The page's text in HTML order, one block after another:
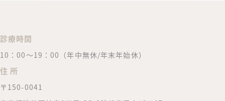
診療時間
10：00～19：00（年中無休/年末年始休）
住 所
〒150-0041